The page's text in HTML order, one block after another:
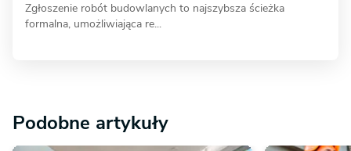
Zgłoszenie robót budowlanych to najszybsza ścieżka
formalna, umożliwiająca re...
Podobne artykuły